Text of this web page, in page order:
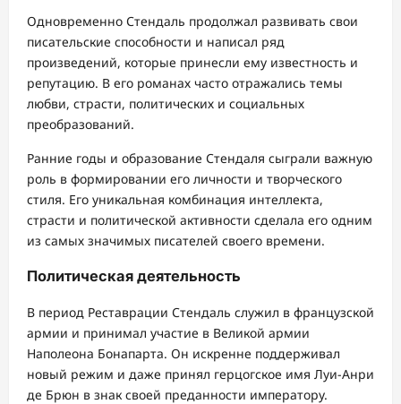
Одновременно Стендаль продолжал развивать свои
писательские способности и написал ряд
произведений, которые принесли ему известность и
репутацию. В его романах часто отражались темы
любви, страсти, политических и социальных
преобразований.
Ранние годы и образование Стендаля сыграли важную
роль в формировании его личности и творческого
стиля. Его уникальная комбинация интеллекта,
страсти и политической активности сделала его одним
из самых значимых писателей своего времени.
Политическая деятельность
В период Реставрации Стендаль служил в французской
армии и принимал участие в Великой армии
Наполеона Бонапарта. Он искренне поддерживал
новый режим и даже принял герцогское имя Луи-Анри
де Брюн в знак своей преданности императору.